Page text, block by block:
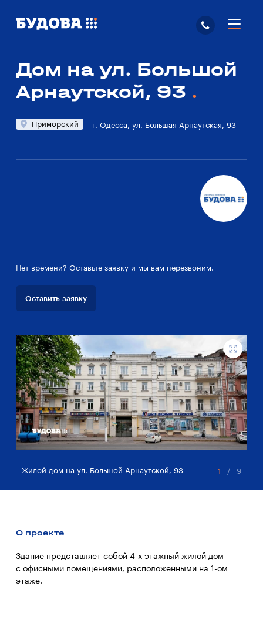
Дом на ул. Большой
Арнаутской, 93
Приморский г. Одесса, ул. Большая Арнаутская, 93
Нет времени? Оставьте заявку и мы вам перезвоним.
Оставить заявку
Жилой дом на ул. Большой Арнаутской, 93 1 / 9
О проекте
Здание представляет собой 4-х этажный жилой дом
с офисными помещениями, расположенными на 1-ом
этаже.